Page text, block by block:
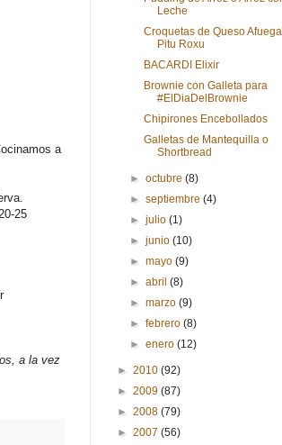
a
25
a la vez
Leche
Croquetas de Queso
Pitu Roxu
BACARDI Elixir
Brownie con Galleta para
#ElDiaDelBrownie
Chipirones Encebollados
Galletas de Mantequilla o
Shortbread
►octubre(8)
►septiembre(4)
►julio(1)
►junio(10)
►mayo(9)
►abril(8)
►marzo(9)
►febrero(8)
►enero(12)
► 2010 (92)
► 2009 (87)
► 2008 (79)
► 2007 (56)